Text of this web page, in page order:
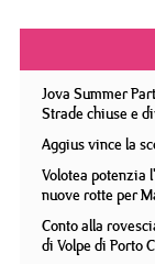
Jova Summer
Strade chiuse e
Aggius vince la
Volotea potenzia
nuove rotte per
Conto alla
di Volpe di Porto